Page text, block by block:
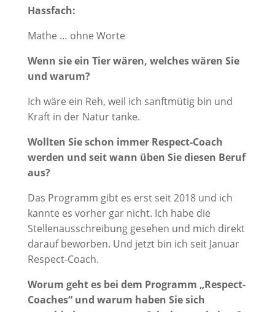
Hassfach:
Mathe … ohne Worte
Wenn sie ein Tier wären, welches wären Sie
und warum?
Ich wäre ein Reh, weil ich sanftmütig bin und
Kraft in der Natur tanke.
Wollten Sie schon immer Respect-Coach
werden und seit wann üben Sie diesen Beruf
aus?
Das Programm gibt es erst seit 2018 und ich
kannte es vorher gar nicht. Ich habe die
Stellenausschreibung gesehen und mich direkt
darauf beworben. Und jetzt bin ich seit Januar
Respect-Coach.
Worum geht es bei dem Programm „Respect-
Coaches“ und warum haben Sie sich